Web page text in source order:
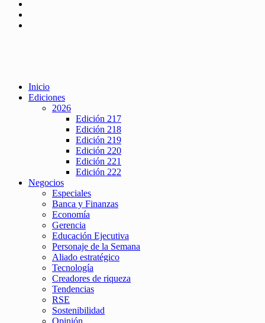
Inicio
Ediciones
2026
Edición 217
Edición 218
Edición 219
Edición 220
Edición 221
Edición 222
Negocios
Especiales
Banca y Finanzas
Economía
Gerencia
Educación Ejecutiva
Personaje de la Semana
Aliado estratégico
Tecnología
Creadores de riqueza
Tendencias
RSE
Sostenibilidad
Opinión